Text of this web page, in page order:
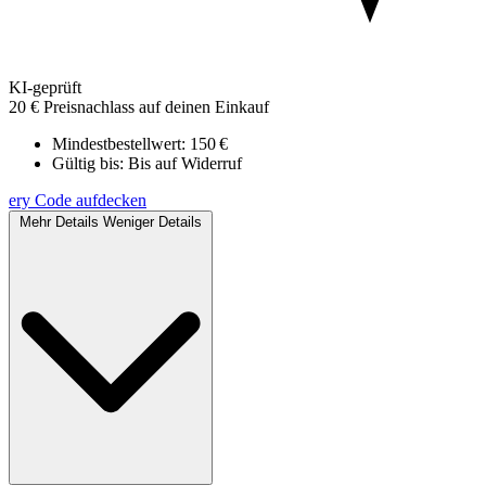
KI-geprüft
20 € Preisnachlass auf deinen Einkauf
Mindestbestellwert: 150 €
Gültig bis: Bis auf Widerruf
ery Code aufdecken
Mehr Details Weniger Details